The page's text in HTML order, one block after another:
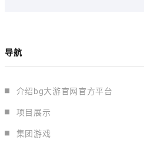
导航
介绍bg大游官网官方平台
项目展示
集团游戏